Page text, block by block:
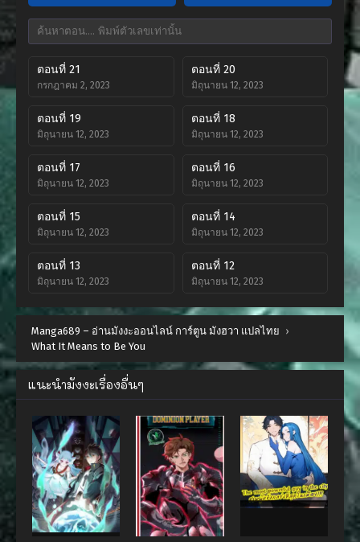
ตอนที่ 21
กรกฎาคม 2, 2023
ตอนที่ 20
มิถุนายน 12, 2023
ตอนที่ 19
มิถุนายน 12, 2023
ตอนที่ 18
มิถุนายน 12, 2023
ตอนที่ 17
มิถุนายน 12, 2023
ตอนที่ 16
มิถุนายน 12, 2023
ตอนที่ 15
มิถุนายน 12, 2023
ตอนที่ 14
มิถุนายน 12, 2023
ตอนที่ 13
มิถุนายน 12, 2023
ตอนที่ 12
มิถุนายน 12, 2023
ตอนที่ 11
มิถุนายน 12, 2023
ตอนที่ 10
มิถุนายน 12, 2023
ตอนที่ 9
มิถุนายน 12, 2023
ตอนที่ 8
ตอนที่ 7
มิถุนายน 12, 2023
ตอนที่ 6
มิถุนายน 12, 2023
ตอนที่ 5
มิถุนายน 12, 2023
ตอนที่ 4
มิถุนายน 12, 2023
ตอนที่ 3
มิถุนายน 12, 2023
ตอนที่ 2
มิถุนายน 12, 2023
Manga689 – อ่านมังงะออนไลน์ การ์ตูน มังฮวา แปลไทย ›
What It Means to Be You
แนะนำมังงะเรื่องอื่นๆ